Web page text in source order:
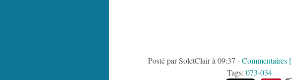
Posté par SoletClair à 09:37 -Commentaires [
Tags: 073-034